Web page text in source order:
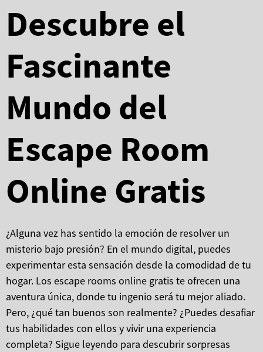
Descubre el
Fascinante
Mundo del
Escape Room
Online Gratis
¿Alguna vez has sentido la emoción de resolver un
misterio bajo presión? En el mundo digital, puedes
experimentar esta sensación desde la comodidad de tu
hogar. Los escape rooms online gratis te ofrecen una
aventura única, donde tu ingenio será tu mejor aliado.
Pero, ¿qué tan buenos son realmente? ¿Puedes desafiar
tus habilidades con ellos y vivir una experiencia
completa? Sigue leyendo para descubrir sorpresas